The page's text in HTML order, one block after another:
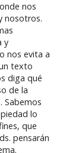
nos
nosotros.
y
nos evita a
texto
diga qué
de la
Sabemos
lo
que
pensarán